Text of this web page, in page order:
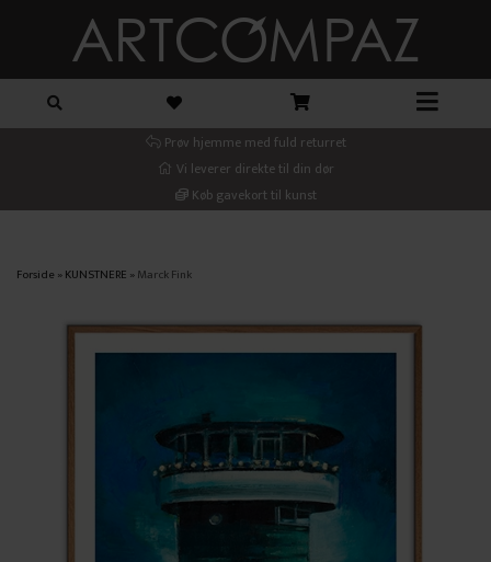
Prøv hjemme med fuld returret
Vi leverer direkte til din dør
Køb gavekort til kunst
Forside »KUNSTNERE »Marck Fink